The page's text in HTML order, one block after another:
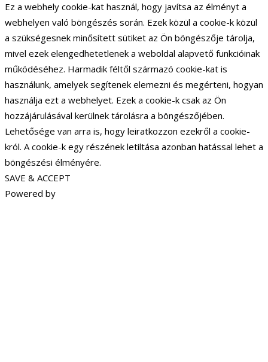
Ez a webhely cookie-kat használ, hogy javítsa az élményt a
webhelyen való böngészés során. Ezek közül a cookie-k közül
a szükségesnek minősített sütiket az Ön böngészője tárolja,
mivel ezek elengedhetetlenek a weboldal alapvető funkcióinak
működéséhez. Harmadik féltől származó cookie-kat is
használunk, amelyek segítenek elemezni és megérteni, hogyan
használja ezt a webhelyet. Ezek a cookie-k csak az Ön
hozzájárulásával kerülnek tárolásra a böngészőjében.
Lehetősége van arra is, hogy leiratkozzon ezekről a cookie-
król. A cookie-k egy részének letiltása azonban hatással lehet a
böngészési élményére.
SAVE & ACCEPT
Powered by